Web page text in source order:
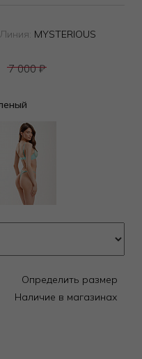
Линия: MYSTERIOUS
7 000₽
Определить размер
Наличие в магазинах